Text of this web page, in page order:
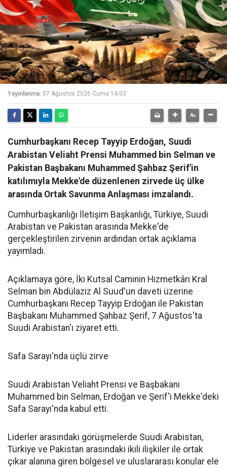
Yayınlanma: 07 Ağustos 2026 Cuma 14:03
Cumhurbaşkanı Recep Tayyip Erdoğan, Suudi
Arabistan Veliaht Prensi Muhammed bin Selman ve
Pakistan Başbakanı Muhammed Şahbaz Şerif'in
katılımıyla Mekke'de düzenlenen zirvede üç ülke
arasında Ortak Savunma Anlaşması imzalandı.
Cumhurbaşkanlığı İletişim Başkanlığı, Türkiye, Suudi
Arabistan ve Pakistan arasında Mekke'de
gerçekleştirilen zirvenin ardından ortak açıklama
yayımladı.
Açıklamaya göre, İki Kutsal Caminin Hizmetkârı Kral
Selman bin Abdülaziz Al Suud'un daveti üzerine
Cumhurbaşkanı Recep Tayyip Erdoğan ile Pakistan
Başbakanı Muhammed Şahbaz Şerif, 7 Ağustos'ta
Suudi Arabistan'ı ziyaret etti.
Safa Sarayı'nda üçlü zirve
Suudi Arabistan Veliaht Prensi ve Başbakanı
Muhammed bin Selman, Erdoğan ve Şerif'i Mekke'deki
Safa Sarayı'nda kabul etti.
Liderler arasındaki görüşmelerde Suudi Arabistan,
Türkiye ve Pakistan arasındaki ikili ilişkiler ile ortak
çıkar alanına giren bölgesel ve uluslararası konular ele